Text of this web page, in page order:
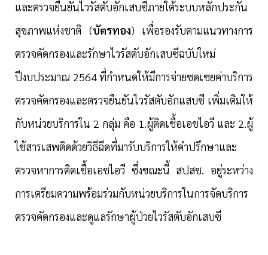
และตรวจยืนยันไวรัสตับอักเสบซีภายใต้ระบบหลักประกัน
สุขภาพแห่งชาติ (บัตรทอง) เพื่อรองรับตามแนวทางการ
ตรวจคัดกรองและรักษาไวรัสตับอักเสบซีฉบับใหม่
ปีงบประมาณ 2564 ที่กำหนดให้มีการจ่ายชดเชยค่าบริการ
ตรวจคัดกรองและตรวจยืนยันไวรัสตับอักแสบซี เพิ่มเติมให้
กับหน่วยบริการใน 2 กลุ่ม คือ 1.ผู้ติดเชื้อเอชไอวี และ 2.ผู้
ใช้สารเสพติดด้วยวิธีฉีดที่มารับบริการให้คำปรึกษาและ
ตรวจหาการติดเชื้อเอชไอวี ซึ่งขณะนี้ สปสช. อยู่ระหว่าง
การเตรียมความพร้อมร่วมกับหน่วยบริการในการจัดบริการ
ตรวจคัดกรองและดูแลรักษาผู้ป่วยไวรัสตับอักเสบซี